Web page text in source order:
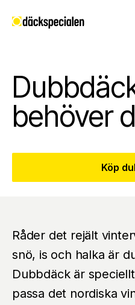
behöver
Köp
Råder det rejält
snö, is och halka är
Dubbdäck är
passa det nordiska